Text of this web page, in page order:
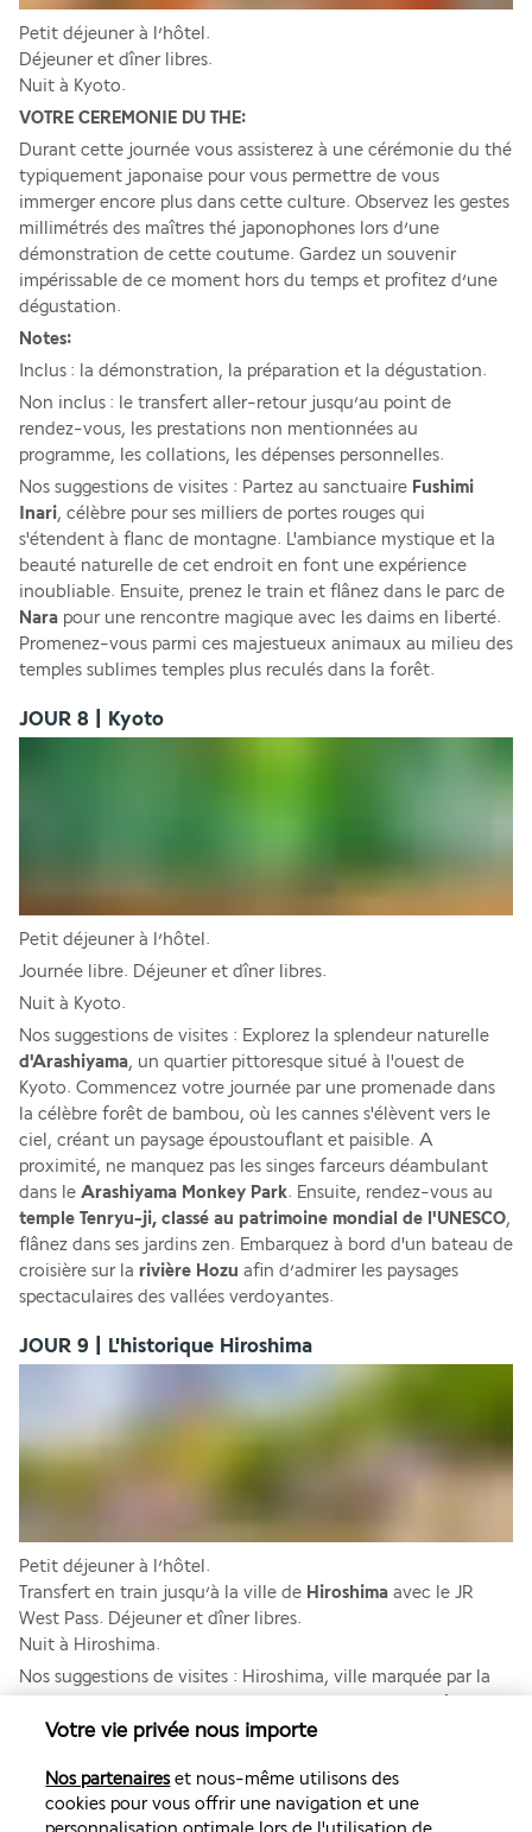
Petit déjeuner à l’hôtel.
Déjeuner et dîner libres.
Nuit à Kyoto.
VOTRE CEREMONIE DU THE:
Durant cette journée vous assisterez à une cérémonie du thé
typiquement japonaise pour vous permettre de vous
immerger encore plus dans cette culture. Observez les gestes
millimétrés des maîtres thé japonophones lors d’une
démonstration de cette coutume. Gardez un souvenir
impérissable de ce moment hors du temps et profitez d’une
dégustation.
Notes:
Inclus : la démonstration, la préparation et la dégustation.
Non inclus : le transfert aller-retour jusqu’au point de
rendez-vous, les prestations non mentionnées au
programme, les collations, les dépenses personnelles.
Nos suggestions de visites : Partez au sanctuaire Fushimi
Inari, célèbre pour ses milliers de portes rouges qui
s'étendent à flanc de montagne. L'ambiance mystique et la
beauté naturelle de cet endroit en font une expérience
Nara pour une rencontre magique avec les daims en liberté.
Promenez-vous parmi ces majestueux animaux au milieu des
temples sublimes temples plus reculés dans la forêt.
JOUR 8 | Kyoto
Petit déjeuner à l’hôtel.
Journée libre. Déjeuner et dîner libres.
Nuit à Kyoto.
d'Arashiyama, un quartier pittoresque situé à l'ouest de
Kyoto. Commencez votre journée par une promenade dans
la célèbre forêt de bambou, où les cannes s'élèvent vers le
ciel, créant un paysage époustouflant et paisible. A
proximité, ne manquez pas les singes farceurs déambulant
dans le Arashiyama Monkey Park
temple Tenryu-ji, classé au patrimoine mondial de l'UNESCO,
flânez dans ses jardins zen. Embarquez à bord d'un bateau de
croisière sur la rivière Hozu afin d’admirer les paysages
spectaculaires des vallées verdoyantes.
JOUR 9 | L'historique Hiroshima
Petit déjeuner à l’hôtel.
Transfert en train jusqu’à la ville de Hiroshima avec le JR
West Pass. Déjeuner et dîner libres.
Nuit à Hiroshima.
Nos suggestions de visites : Hiroshima, ville marquée par la
modernité et traces historiques. Le Dôme de Genbaku
vous plonge dans une atmosphère singulière. Prolongez
cette visite au musée du mémorial de la Paix pour ses
Votre vie privée nous importe
Nos partenaireset nous-même utilisons des
cookies pour vous offrir une navigation et une